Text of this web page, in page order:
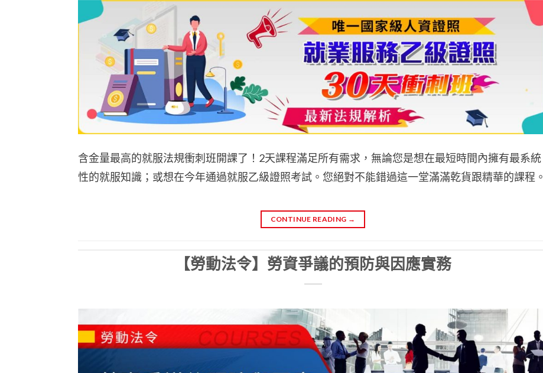
含金量最高的就服法規衝刺班開課了！2天課程滿足所有需求，無論您是想在最短時間內擁有最系統
性的就服知識；或想在今年通過就服乙級證照考試。您絕對不能錯過這一堂滿滿乾貨跟精華的課程。
CONTINUE READING →
【勞動法令】勞資爭議的預防與因應實務